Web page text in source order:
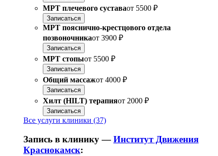
МРТ плечевого суставаот 5500 ₽
Записаться
МРТ пояснично-крестцового отдела
позвоночникаот 3900 ₽
Записаться
МРТ стопыот 5500 ₽
Записаться
Общий массажот 4000 ₽
Записаться
Хилт (HILT) терапияот 2000 ₽
Записаться
Все услуги клиники (37)
Запись в клинику —Институт Движения
Краснокамск: